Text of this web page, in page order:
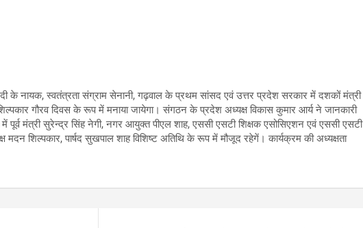
के नायक, स्वतंत्रता संग्राम सेनानी, गढ़वाल के प्रथम सांसद एवं उत्तर प्रदेश सरकार में दशकों मंत्री
गौरव दिवस के रूप में मनाया जायेगा। संगठन के प्रदेश अध्यक्ष विकास कुमार आर्य ने जानकारी
पूर्व मंत्री सुरेन्द्र सिंह नेगी, नगर आयुक्त पीएल शाह, एससी एसटी शिक्षक एसोसिएशन एवं एससी एसटी
शिल्पकार, पार्षद सुखपाल शाह विशिष्ट अतिथि के रूप में मौजूद रहेगें। कार्यक्रम की अध्यक्षता